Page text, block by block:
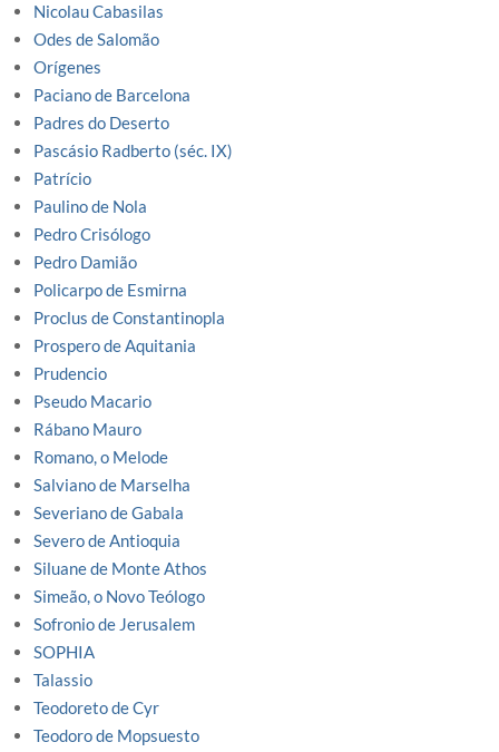
Nicolau Cabasilas
Odes de Salomão
Orígenes
Paciano de Barcelona
Padres do Deserto
Pascásio Radberto (séc. IX)
Patrício
Paulino de Nola
Pedro Crisólogo
Pedro Damião
Policarpo de Esmirna
Proclus de Constantinopla
Prospero de Aquitania
Prudencio
Pseudo Macario
Rábano Mauro
Romano, o Melode
Salviano de Marselha
Severiano de Gabala
Severo de Antioquia
Siluane de Monte Athos
Simeão, o Novo Teólogo
Sofronio de Jerusalem
SOPHIA
Talassio
Teodoreto de Cyr
Teodoro de Mopsuesto